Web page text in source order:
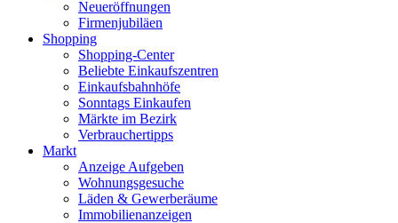
Neueröffnungen
Firmenjubiläen
Shopping
Shopping-Center
Beliebte Einkaufszentren
Einkaufsbahnhöfe
Sonntags Einkaufen
Märkte im Bezirk
Verbrauchertipps
Markt
Anzeige Aufgeben
Wohnungsgesuche
Läden & Gewerberäume
Immobilienanzeigen